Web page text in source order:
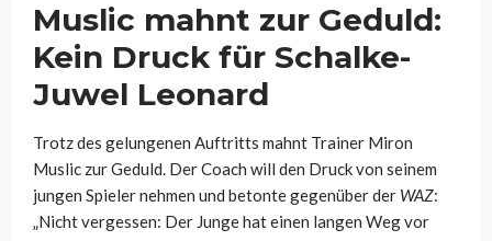
Muslic mahnt zur Geduld:
Kein Druck für Schalke-
Juwel Leonard
Trotz des gelungenen Auftritts mahnt Trainer Miron
Muslic zur Geduld. Der Coach will den Druck von seinem
jungen Spieler nehmen und betonte gegenüber der WAZ:
„Nicht vergessen: Der Junge hat einen langen Weg vor